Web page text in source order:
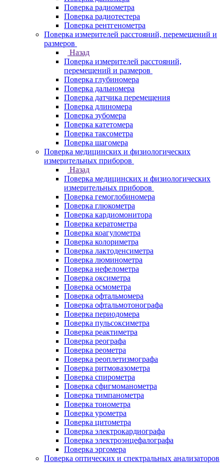
Поверка радиометра
Поверка радиотестера
Поверка рентгенометра
Поверка измерителей расстояний, перемещений и
размеров
Назад
Поверка измерителей расстояний,
перемещений и размеров
Поверка глубиномера
Поверка дальномера
Поверка датчика перемещения
Поверка длиномера
Поверка зубомера
Поверка катетомера
Поверка таксометра
Поверка шагомера
Поверка медицинских и физиологических
измерительных приборов
Назад
Поверка медицинских и физиологических
измерительных приборов
Поверка гемоглобиномера
Поверка глюкометра
Поверка кардиомонитора
Поверка кератометра
Поверка коагулометра
Поверка колориметра
Поверка лактоденсиметра
Поверка люминометра
Поверка нефелометра
Поверка оксиметра
Поверка осмометра
Поверка офтальмомера
Поверка офтальмотонографа
Поверка периодомера
Поверка пульсоксиметра
Поверка реактиметра
Поверка реографа
Поверка реометра
Поверка реоплетизмографа
Поверка ритмовазометра
Поверка спирометра
Поверка сфигмоманометра
Поверка тимпанометра
Поверка тонометра
Поверка урометра
Поверка цитометра
Поверка электрокардиографа
Поверка электроэнцефалографа
Поверка эргомера
Поверка оптических и спектральных анализаторов